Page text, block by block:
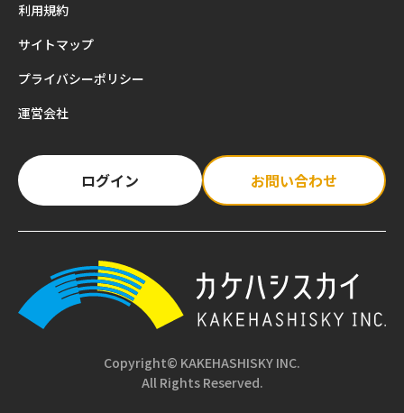
利用規約
サイトマップ
プライバシーポリシー
運営会社
ログイン お問い合わせ
Copyright© KAKEHASHISKY INC.
All Rights Reserved.